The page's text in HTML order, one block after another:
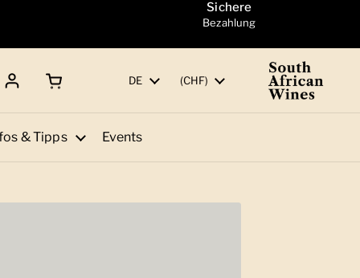
Sichere
Bezahlung
Sprache
DE Land/Region
(CHF)
& Tipps Events